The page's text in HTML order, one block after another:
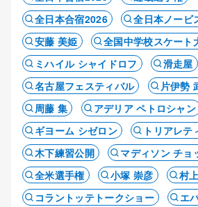
全日本合宿2026
全日本ノービ
安藤 美姫
全国中学校スケート
ミハイル シャイドロフ
滑走屋
名古屋フェスティバル
片伊勢
周藤 集
アデリア ペトロシャン
ギヨーム シゼロン
トリアレテ
木下練習公開
マディソン チョ
全米選手権
小塚 崇彦
村
コラントッテトークショー
エ